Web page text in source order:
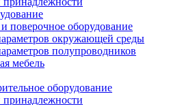
поверочное оборудование
окружающей среды
полупроводников
мебель
оборудование
принадлежности